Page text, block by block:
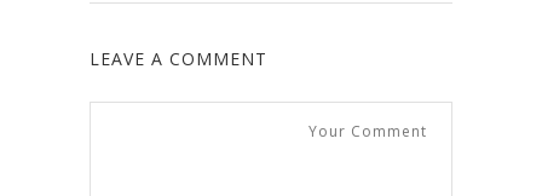
LEAVE A COMMENT